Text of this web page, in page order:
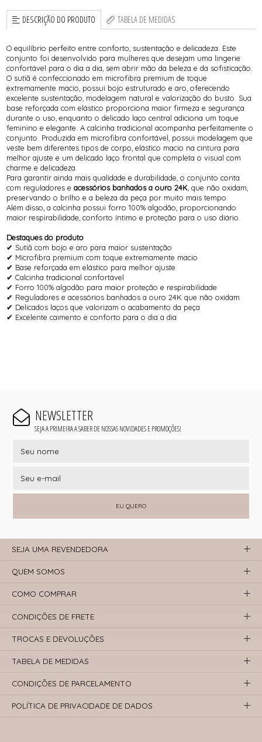
DESCRIÇÃO DO PRODUTO TABELA DE MEDIDAS
O equilíbrio perfeito entre conforto, sustentação e delicadeza. Este
conjunto foi desenvolvido para mulheres que desejam uma lingerie
confortável para o dia a dia, sem abrir mão da beleza e da sofisticação.
O sutiã é confeccionado em microfibra premium de toque
extremamente macio, possui bojo estruturado e aro, oferecendo
excelente sustentação, modelagem natural e valorização do busto. Sua
base reforçada com elástico proporciona maior firmeza e segurança
durante o uso, enquanto o delicado laço central adiciona um toque
feminino e elegante. A calcinha tradicional acompanha perfeitamente o
conjunto. Produzida em microfibra confortável, possui modelagem que
veste bem diferentes tipos de corpo, elástico macio na cintura para
melhor ajuste e um delicado laço frontal que completa o visual com
charme e delicadeza.
Para garantir ainda mais qualidade e durabilidade, o conjunto conta
com reguladores eacessórios banhados a ouro 24K, que não oxidam,
preservando o brilho e a beleza da peça por muito mais tempo.
Além disso, a calcinha possui forro 100% algodão, proporcionando
maior respirabilidade, conforto íntimo e proteção para o uso diário.
Destaques do produto
✔ Sutiã com bojo e aro para maior sustentação
✔ Microfibra premium com toque extremamente macio
✔ Base reforçada em elástico para melhor ajuste
✔ Calcinha tradicional confortável
✔ Forro 100% algodão para maior proteção e respirabilidade
✔ Reguladores e acessórios banhados a ouro 24K que não oxidam
✔ Delicados laços que valorizam o acabamento da peça
✔ Excelente caimento e conforto para o dia a dia
NEWSLETTER
SEJA A PRIMEIRA A SABER DE NOSSAS NOVIDADES E PROMOÇÕES!
EU QUERO
SEJA UMA REVENDEDORA
QUEM SOMOS
COMO COMPRAR
CONDIÇÕES DE FRETE
TROCAS E DEVOLUÇÕES
TABELA DE MEDIDAS
CONDIÇÕES DE PARCELAMENTO
POLÍTICA DE PRIVACIDADE DE DADOS